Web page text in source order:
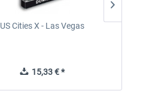
US Cities X - Las Vegas
15,33 € *